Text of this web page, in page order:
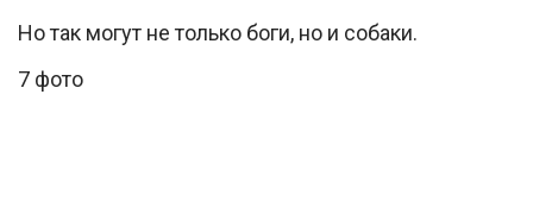
Но так могут не только боги, но и собаки.
7 фото